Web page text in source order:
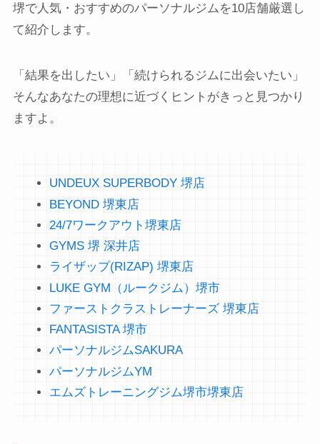
堺で人気・おすすめのパーソナルジムを10店舗厳選し
て紹介します。
「結果を出したい」「続けられるジムに出会いたい」
そんなあなたの理想に近づくヒントがきっと見つかり
ますよ。
UNDEUX SUPERBODY 堺店
BEYOND 堺東店
24/7ワークアウト堺東店
GYMS 堺 深井店
ライザップ(RIZAP) 堺東店
LUKE GYM（ルークジム）堺市
ファーストクラストレーナーズ 堺東店
FANTASISTA 堺市
パーソナルジムSAKURA
パーソナルジムYM
エムズトレーニングジム堺市堺東店